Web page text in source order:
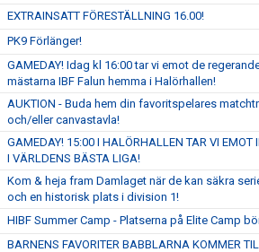
EXTRAINSATT FÖRESTÄLLNING 16.00!
PK9 Förlänger!
GAMEDAY! Idag kl 16:00 tar vi emot de
mästarna IBF Falun hemma i Halörhallen!
AUKTION - Buda hem din favoritspelares
och/eller canvastavla!
GAMEDAY! 15:00 I HALÖRHALLEN TAR VI EMOT
I VÄRLDENS BÄSTA LIGA!
Kom & heja fram Damlaget när de kan säkra
och en historisk plats i division 1!
HIBF Summer Camp - Platserna på Elite Camp
BARNENS FAVORITER BABBLARNA KOMMER